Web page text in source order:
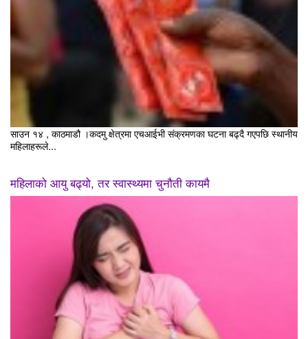
साउन १४ , काठमाडौ ।कदमु क्षेत्रमा एचआईभी संक्रमणका घटना बढ्दै गएपछि स्थानीय
महिलाहरूले...
महिलाको आयु बढ्यो, तर स्वास्थ्यमा चुनौती कायमै